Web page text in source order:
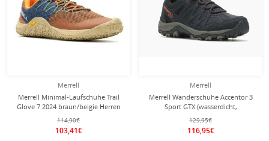
Merrell
Merrell Minimal-Laufschuhe Trail
Glove 7 2024 braun/beigie Herren
114,90€
103,41€
Merrell
Merrell Wanderschuhe Accentor 3
Sport GTX (wasserdicht,
atmungsaktiv) grau/schwarz Herren
129,95€
116,95€